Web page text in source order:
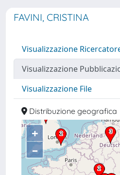
FAVINI, CRISTINA
Visualizzazione
Visualizzazione
Visualizzazione File
Distribuzione geografica
+
–